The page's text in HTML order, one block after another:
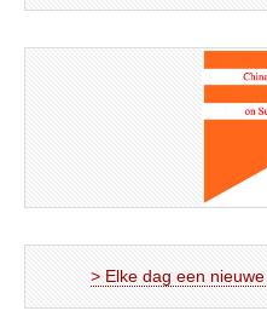
> Elke dag een